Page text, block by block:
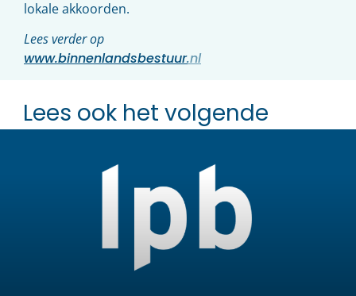
lokale akkoorden.
Lees verder op
www.binnenlandsbestuur.nl
Lees ook het volgende